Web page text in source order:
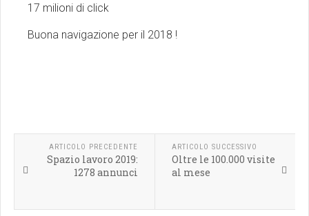
17 milioni di click
Buona navigazione per il 2018 !
ARTICOLO PRECEDENTE
Spazio lavoro 2019:
1278 annunci
ARTICOLO SUCCESSIVO
Oltre le 100.000 visite
al mese